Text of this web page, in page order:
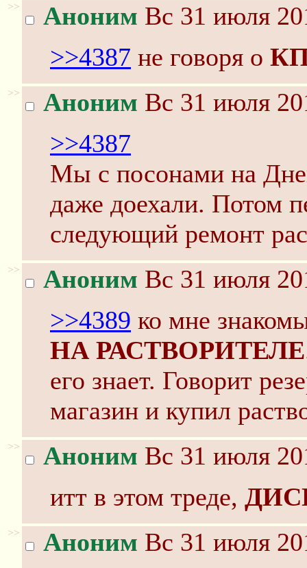
>> Аноним Вс 31 июля
>>4387 не говоря о
>> Аноним Вс 31 июля
>>4387
Мы с посонами на
даже доехали. Потом
следующий ремонт
>> Аноним Вс 31 июля
>>4389 ко мне
НА РАСТВОРИТЕЛЕ
его знает. Говорит
магазин и купил
>> Аноним Вс 31 июля
итт в этом треде,
>> Аноним Вс 31 июля